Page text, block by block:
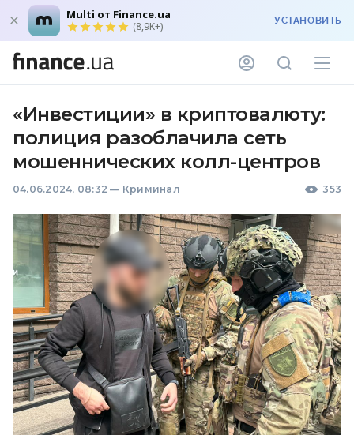
Multi от Finance.ua
(8,9K+) УСТАНОВИТЬ
«Инвестиции» в криптовалюту:
полиция разоблачила сеть
мошеннических колл-центров
04.06.2024, 08:32 — Криминал 353